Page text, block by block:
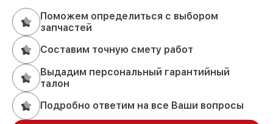
Поможем определиться с выбором
запчастей
Составим точную смету работ
Выдадим персональный гарантийный
талон
Подробно ответим на все Ваши вопросы